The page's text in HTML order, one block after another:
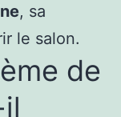
, sa
le salon.
de